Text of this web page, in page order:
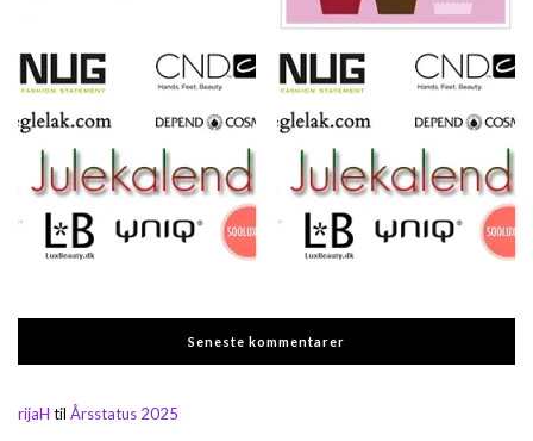
Seneste kommentarer
rijaH til Årsstatus 2025